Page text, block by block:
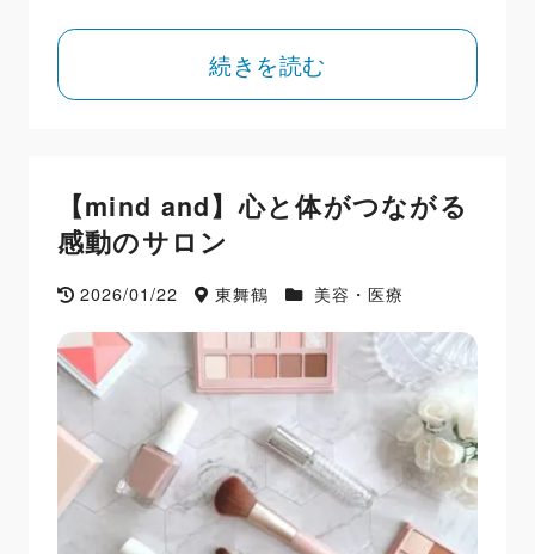
続きを読む
【mind and】心と体がつながる
感動のサロン
2026/01/22 東舞鶴 美容・医療